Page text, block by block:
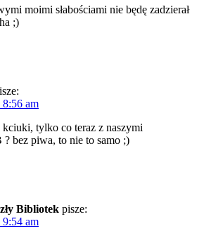
moimi słabościami nie będę zadzierał
;)
8:56 am
tylko co teraz z naszymi
bez piwa, to nie to samo ;)
Bibliotek pisze:
9:54 am